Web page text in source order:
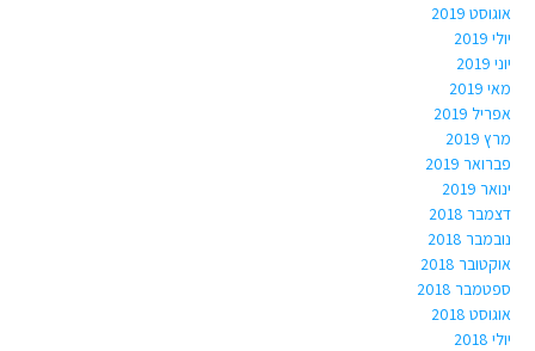
אוגוסט 2019
יולי 2019
יוני 2019
מאי 2019
אפריל 2019
מרץ 2019
פברואר 2019
ינואר 2019
דצמבר 2018
נובמבר 2018
אוקטובר 2018
ספטמבר 2018
אוגוסט 2018
יולי 2018